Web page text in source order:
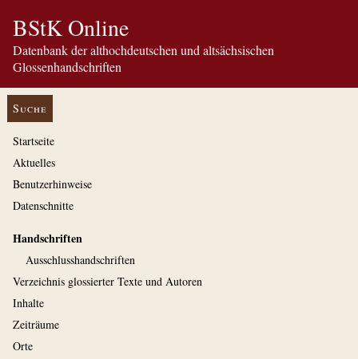
BStK Online
Datenbank der althochdeutschen und altsächsischen
Glossenhandschriften
Suche
Startseite
Aktuelles
Benutzerhinweise
Datenschnitte
Handschriften
Ausschluss­handschriften
Verzeichnis glossierter Texte und Autoren
Inhalte
Zeiträume
Orte